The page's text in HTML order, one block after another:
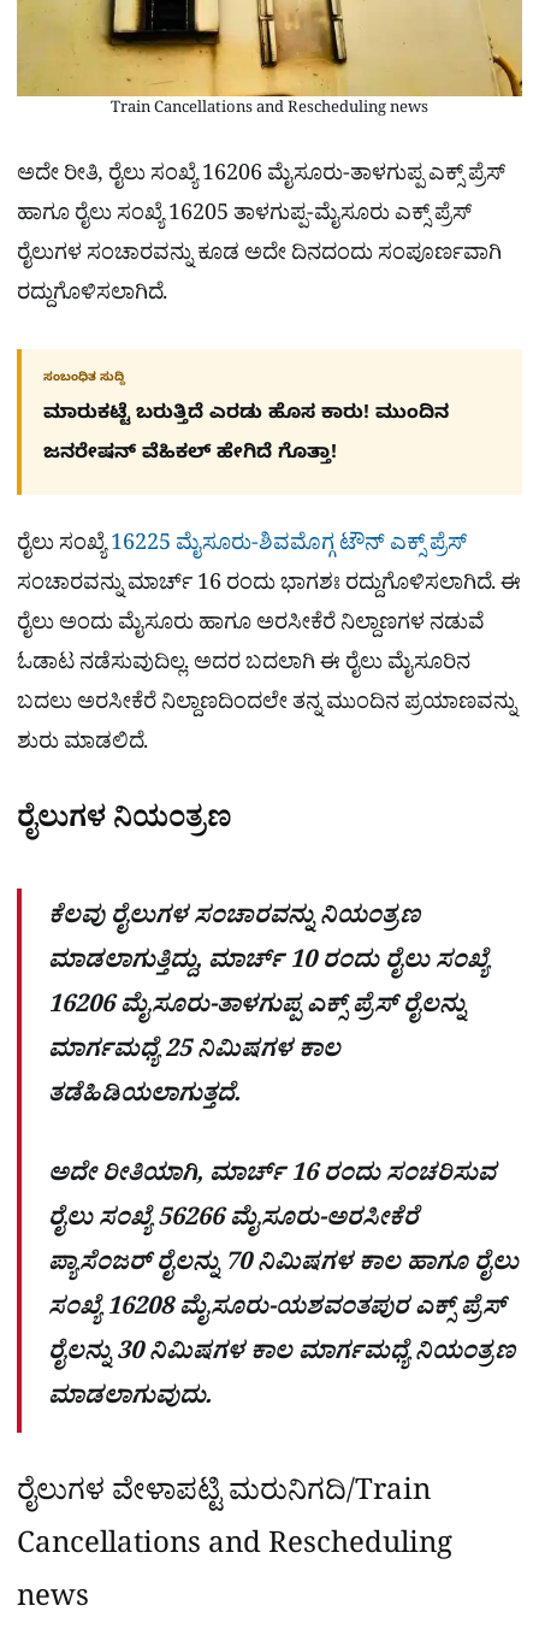
Train Cancellations and Rescheduling news
ಅದೇ ರೀತಿ, ರೈಲು ಸಂಖ್ಯೆ 16206 ಮೈಸೂರು-ತಾಳಗುಪ್ಪ ಎಕ್ಸ್ ಪ್ರೆಸ್
ಹಾಗೂ ರೈಲು ಸಂಖ್ಯೆ 16205 ತಾಳಗುಪ್ಪ-ಮೈಸೂರು ಎಕ್ಸ್ ಪ್ರೆಸ್
ರೈಲುಗಳ ಸಂಚಾರವನ್ನು ಕೂಡ ಅದೇ ದಿನದಂದು ಸಂಪೂರ್ಣವಾಗಿ
ರದ್ದುಗೊಳಿಸಲಾಗಿದೆ.
ಸಂಬಂಧಿತ ಸುದ್ದಿ
ಮಾರುಕಟ್ಟೆ ಬರುತ್ತಿದೆ ಎರಡು ಹೊಸ ಕಾರು! ಮುಂದಿನ
ಜನರೇಷನ್​ ವೆಹಿಕಲ್ ಹೇಗಿದೆ ಗೊತ್ತಾ!
ರೈಲು ಸಂಖ್ಯೆ16225 ಮೈಸೂರು-ಶಿವಮೊಗ್ಗ ಟೌನ್ ಎಕ್ಸ್ ಪ್ರೆಸ್
ಸಂಚಾರವನ್ನು ಮಾರ್ಚ್ 16 ರಂದು ಭಾಗಶಃ ರದ್ದುಗೊಳಿಸಲಾಗಿದೆ. ಈ
ರೈಲು ಅಂದು ಮೈಸೂರು ಹಾಗೂ ಅರಸೀಕೆರೆ ನಿಲ್ದಾಣಗಳ ನಡುವೆ
ಓಡಾಟ ನಡೆಸುವುದಿಲ್ಲ. ಅದರ ಬದಲಾಗಿ ಈ ರೈಲು ಮೈಸೂರಿನ
ಬದಲು ಅರಸೀಕೆರೆ ನಿಲ್ದಾಣದಿಂದಲೇ ತನ್ನ ಮುಂದಿನ ಪ್ರಯಾಣವನ್ನು
ಶುರು ಮಾಡಲಿದೆ.
ರೈಲುಗಳ ನಿಯಂತ್ರಣ
ಕೆಲವು ರೈಲುಗಳ ಸಂಚಾರವನ್ನು ನಿಯಂತ್ರಣ
ಮಾಡಲಾಗುತ್ತಿದ್ದು, ಮಾರ್ಚ್ 10 ರಂದು ರೈಲು ಸಂಖ್ಯೆ
16206 ಮೈಸೂರು-ತಾಳಗುಪ್ಪ ಎಕ್ಸ್ ಪ್ರೆಸ್ ರೈಲನ್ನು
ಮಾರ್ಗಮಧ್ಯೆ 25 ನಿಮಿಷಗಳ ಕಾಲ
ತಡೆಹಿಡಿಯಲಾಗುತ್ತದೆ.
ಅದೇ ರೀತಿಯಾಗಿ, ಮಾರ್ಚ್ 16 ರಂದು ಸಂಚರಿಸುವ
ರೈಲು ಸಂಖ್ಯೆ 56266 ಮೈಸೂರು-ಅರಸೀಕೆರೆ
ಪ್ಯಾಸೆಂಜರ್ ರೈಲನ್ನು 70 ನಿಮಿಷಗಳ ಕಾಲ ಹಾಗೂ ರೈಲು
ಸಂಖ್ಯೆ 16208 ಮೈಸೂರು-ಯಶವಂತಪುರ ಎಕ್ಸ್ ಪ್ರೆಸ್
ರೈಲನ್ನು 30 ನಿಮಿಷಗಳ ಕಾಲ ಮಾರ್ಗಮಧ್ಯೆ ನಿಯಂತ್ರಣ
ಮಾಡಲಾಗುವುದು.
ರೈಲುಗಳ ವೇಳಾಪಟ್ಟಿ ಮರುನಿಗದಿ/Train
Cancellations and Rescheduling
news